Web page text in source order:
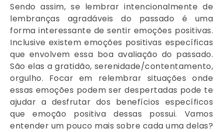
Sendo assim, se lembrar intencionalmente de
lembranças agradáveis do passado é uma
forma interessante de sentir emoções positivas.
Inclusive existem emoções positivas específicas
que envolvem essa boa avaliação do passado.
São elas a gratidão, serenidade/contentamento,
orgulho. Focar em relembrar situações onde
essas emoções podem ser despertadas pode te
ajudar a desfrutar dos benefícios específicos
que emoção positiva dessas possui. Vamos
entender um pouco mais sobre cada uma delas?